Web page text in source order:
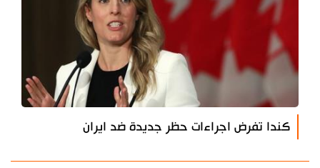
كندا تفرض اجراءات حظر جديدة ضد ايران